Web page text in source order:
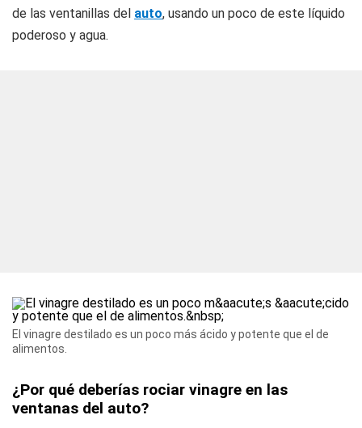
de las ventanillas del auto, usando un poco de este líquido
poderoso y agua.
El vinagre destilado es un poco más ácido y potente que el de
alimentos.
¿Por qué deberías rociar vinagre en las
ventanas del auto?